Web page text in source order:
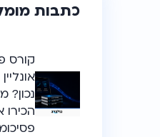
כתבות
קורס
נכון?
הכירו